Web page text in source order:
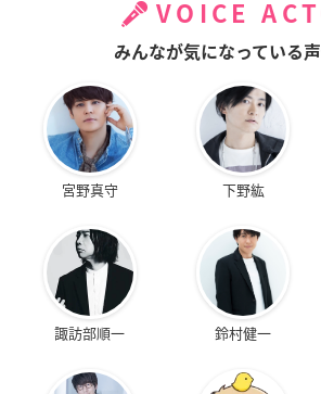
VOICE
みんなが気になっている
宮野真守 下野紘
諏訪部順一 鈴村健一